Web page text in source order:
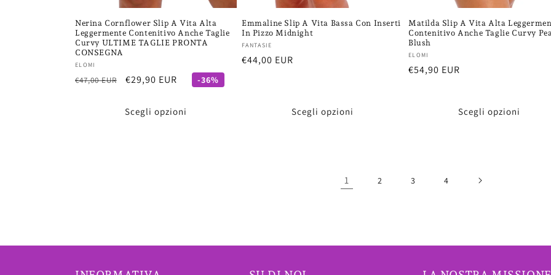
Nerina Cornflower Slip A Vita Alta
Leggermente Contenitivo Anche Taglie
Curvy ULTIME TAGLIE PRONTA
CONSEGNA
Fornitore:
ELOMI
Prezzo
€47,00 EUR
Prezzo
€29,90 EUR -36%
Scegli opzioni
Emmaline Slip A Vita Bassa Con Inserti
In Pizzo Midnight
Fornitore:
FANTASIE
Prezzo
€44,00 EUR
Scegli opzioni
Matilda Slip A Vita Alta
Contenitivo Anche Taglie Curvy
Blush
Fornitore:
ELOMI
Prezzo
€54,90 EUR
Scegli opzioni
1 2 3 4